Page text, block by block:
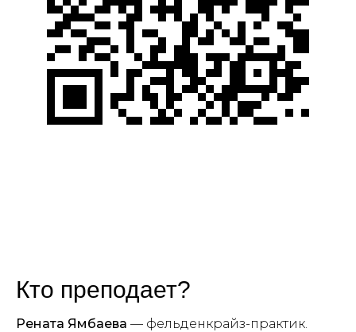
Кто преподает?
Рената Ямбаева — фельденкрайз-практик.